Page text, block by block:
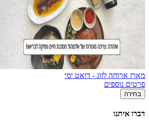
מארז ארוחה לזוג - דואט ימי
פרטים נוספים
בחירה
דברו איתנו